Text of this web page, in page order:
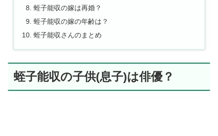
蛭子能収の嫁は再婚？
蛭子能収の嫁の年齢は？
蛭子能収さんのまとめ
蛭子能収の子供(息子)は俳優？